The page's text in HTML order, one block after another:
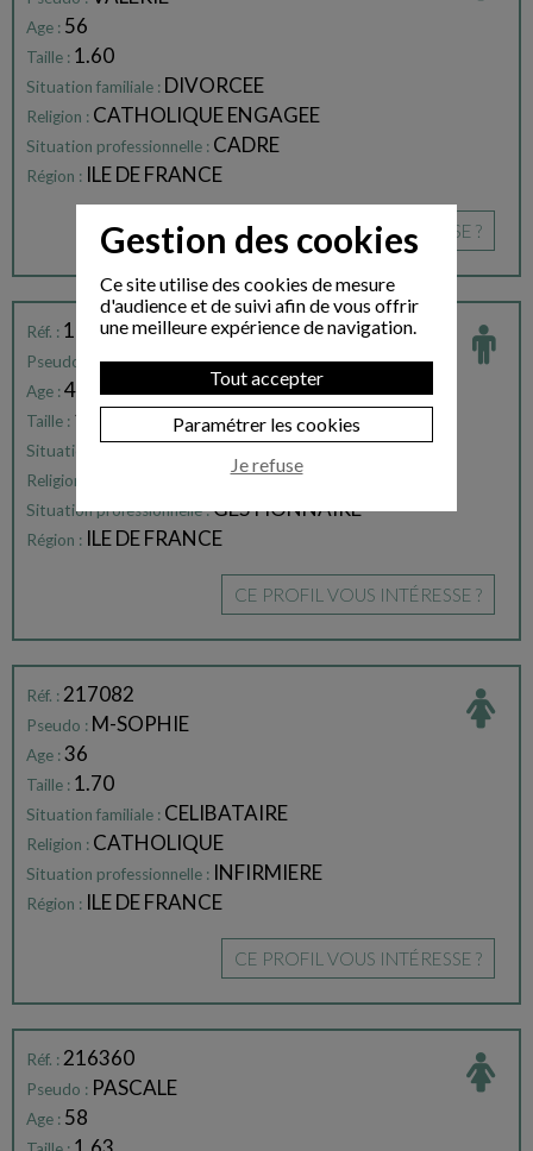
Age : 56
Taille : 1.60
Situation familiale : DIVORCEE
Religion : CATHOLIQUE ENGAGEE
Situation professionnelle : CADRE
Région : ILE DE FRANCE
CE PROFIL VOUS INTÉRESSE ?
Réf. : 117586
Pseudo : PIERRE
Age :40
Taille : 1.75
Situation familiale : CELIBATAIRE
Religion :
Situation professionnelle :GESTIONNAIRE
Région : ILE DE FRANCE
CE PROFIL VOUS INTÉRESSE ?
Réf. : 217082
Pseudo : M-SOPHIE
Age :36
Taille : 1.70
Situation familiale : CELIBATAIRE
Religion : CATHOLIQUE
Situation professionnelle : INFIRMIERE
Région : ILE DE FRANCE
CE PROFIL VOUS INTÉRESSE ?
Réf. : 216360
Pseudo : PASCALE
Age : 58
Gestion des cookies
Ce site utilise des cookies de mesure
d'audience et de suivi afin de vous offrir
une meilleure expérience de navigation.
Tout accepter
Paramétrer les cookies
Je refuse